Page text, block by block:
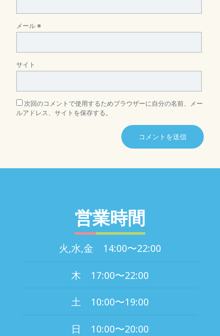
メール ※
サイト
次回のコメントで使用するためブラウザーに自分の名前、メー
ルアドレス、サイトを保存する。
営業時間
火,水,金 14:00〜22:00
木 17:00〜22:00
土 10:00〜19:00
日 10:00〜20:00